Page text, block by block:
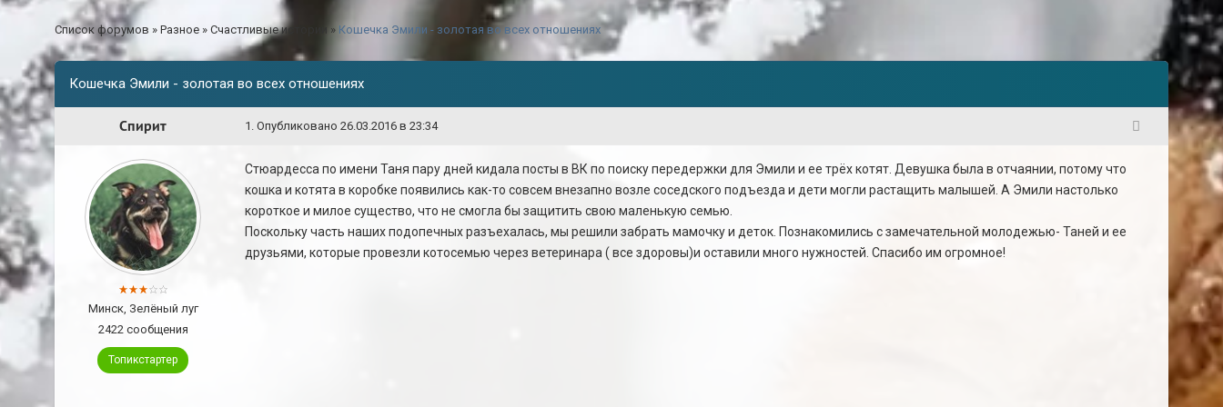
Список форумов » Разное » Счастливые истории » Кошечка Эмили - золотая во всех отношениях
Кошечка Эмили - золотая во всех отношениях
Спирит 1 . Опубликовано 26.03.2016 в 23:34
Минск, Зелёный луг
2422 сообщения
Топикстартер
Стюардесса по имени Таня пару дней кидала посты в ВК по поиску передержки для Эмили и ее трёх котят. Девушка была в отчаянии, потому что
кошка и котята в коробке появились как-то совсем внезапно возле соседского подъезда и дети могли растащить малышей. А Эмили настолько
короткое и милое существо, что не смогла бы защитить свою маленькую семью.
Поскольку часть наших подопечных разъехалась, мы решили забрать мамочку и деток. Познакомились с замечательной молодежью- Таней и ее
друзьями, которые провезли котосемью через ветеринара ( все здоровы)и оставили много нужностей. Спасибо им огромное!